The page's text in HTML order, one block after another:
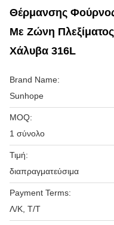
Θέρμανσης
Με Ζώνη
Χάλυβα 316L
Brand Name:
Sunhope
MOQ:
1 σύνολο
Τιμή:
διαπραγματεύσιμα
Payment Terms:
Λ/Κ, Τ/Τ